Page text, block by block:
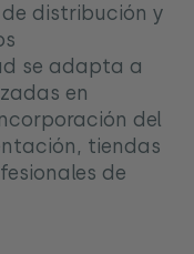
distribución y
se adapta a
en
del
tiendas
de